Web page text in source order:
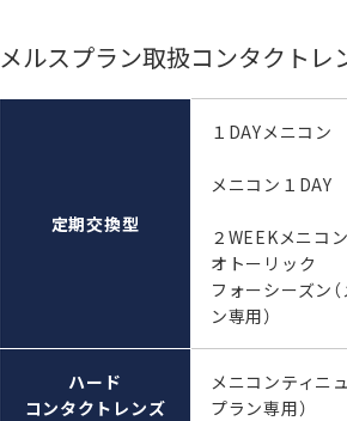
メルスプラン取扱コンタクトレ
定期交換型
１DAYメニコン
メニコン１DAY
２WEEKメニコ
オトーリック
フォーシーズン
ン専用）
ハード
コンタクトレンズ
メニコンティニ
プラン専用）